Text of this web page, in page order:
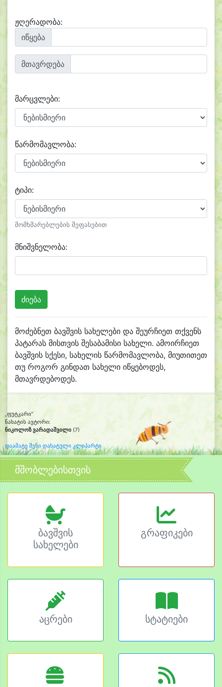
ჟღერადობა:
იწყება
მთავრდება
მარცვლები:
წარმომავლობა:
ტიპი:
მომხმარებლების შეფასებით
მნიშვნელობა:
მოძებნეთ ბავშვის სახელები და შეურჩიეთ თქვენს
პატარას მისთვის შესაბამისი სახელი. ამოირჩიეთ
ბავშვის სქესი, სახელის წარმომავლობა, მიუთითეთ
თუ როგორ გინდათ სახელი იწყებოდეს,
მთავრდებოდეს.
„ფუტკარი“
ნახატის ავტორი:
ნიკოლოზ ვარადაშვილი (7)
დაამატე შენი დახატული კლიპარტი
მშობლებისთვის
ბავშვის
სახელები
გრაფიკები
აცრები სტატიები